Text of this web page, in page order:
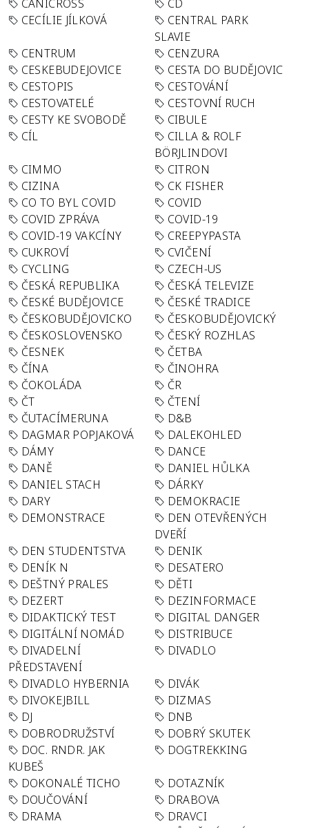
CANICROSS
CD
CECÍLIE JÍLKOVÁ
CENTRAL PARK
SLAVIE
CENTRUM
CENZURA
CESKEBUDEJOVICE
CESTA DO BUDĚJOVIC
CESTOPIS
CESTOVÁNÍ
CESTOVATELÉ
CESTOVNÍ RUCH
CESTY KE SVOBODĚ
CIBULE
CÍL
CILLA & ROLF
BÖRJLINDOVI
CIMMO
CITRON
CIZINA
CK FISHER
CO TO BYL COVID
COVID
COVID ZPRÁVA
COVID-19
COVID-19 VAKCÍNY
CREEPYPASTA
CUKROVÍ
CVIČENÍ
CYCLING
CZECH-US
ČESKÁ REPUBLIKA
ČESKÁ TELEVIZE
ČESKÉ BUDĚJOVICE
ČESKÉ TRADICE
ČESKOBUDĚJOVICKO
ČESKOBUDĚJOVICKÝ
ČESKOSLOVENSKO
ČESKÝ ROZHLAS
ČESNEK
ČETBA
ČÍNA
ČINOHRA
ČOKOLÁDA
ČR
ČT
ČTENÍ
ČUTACÍMERUNA
D&B
DAGMAR POPJAKOVÁ
DALEKOHLED
DÁMY
DANCE
DANĚ
DANIEL HŮLKA
DANIEL STACH
DÁRKY
DARY
DEMOKRACIE
DEMONSTRACE
DEN OTEVŘENÝCH
DVEŘÍ
DEN STUDENTSTVA
DENIK
DENÍK N
DESATERO
DEŠTNÝ PRALES
DĚTI
DEZERT
DEZINFORMACE
DIDAKTICKÝ TEST
DIGITAL DANGER
DIGITÁLNÍ NOMÁD
DISTRIBUCE
DIVADELNÍ
PŘEDSTAVENÍ
DIVADLO
DIVADLO HYBERNIA
DIVÁK
DIVOKEJBILL
DIZMAS
DJ
DNB
DOBRODRUŽSTVÍ
DOBRÝ SKUTEK
DOC. RNDR. JAK
KUBEŠ
DOGTREKKING
DOKONALÉ TICHO
DOTAZNÍK
DOUČOVÁNÍ
DRABOVA
DRAMA
DRAVCI